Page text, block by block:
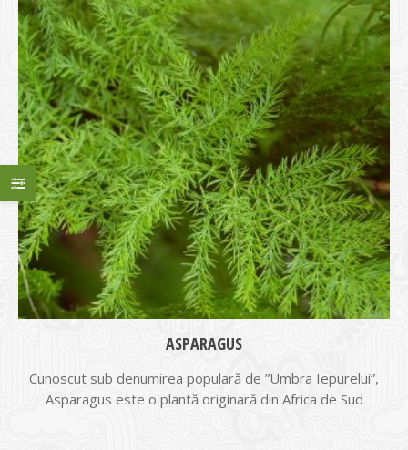
ASPARAGUS
Cunoscut sub denumirea populară de ”Umbra Iepurelui”,
Asparagus este o plantă originară din Africa de Sud